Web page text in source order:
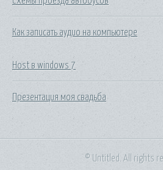
Как записать аудио на компьютере
Host в windows 7
Презентация моя свадьба
© Untitled. All rights